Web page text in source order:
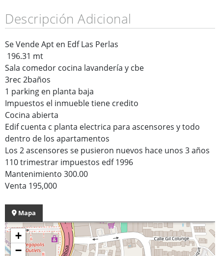
Descripción Adicional
Se Vende Apt en Edf Las Perlas
196.31 mt
Sala comedor cocina lavandería y cbe
3rec 2baños
1 parking en planta baja
Impuestos el inmueble tiene credito
Cocina abierta
Edif cuenta c planta electrica para ascensores y todo
dentro de los apartamentos
Los 2 ascensores se pusieron nuevos hace unos 3 años
110 trimestrar impuestos edf 1996
Mantenimiento 300.00
Venta 195,000
Mapa
+
−